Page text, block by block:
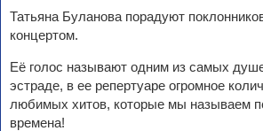
Татьяна Буланова порадуют
концертом.
Её голос называют одним из самых
эстраде, в ее репертуаре огромное
любимых хитов, которые мы называем
времена!